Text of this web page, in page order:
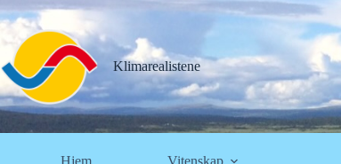
Hopp
til
innholdet
Klimarealistene
Hjem Vitenskap